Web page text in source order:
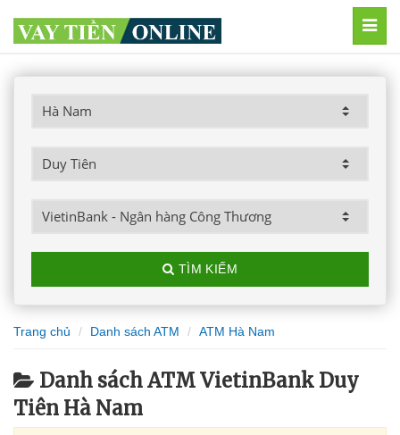
TÌM KIẾM
Trang chủ Danh sách ATM ATM Hà Nam
Danh sách ATM VietinBank Duy
Tiên Hà Nam